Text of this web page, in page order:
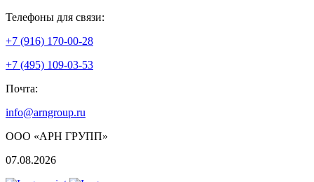
Телефоны для связи:
+7 (916) 170-00-28
+7 (495) 109-03-53
Почта:
info@arngroup.ru
ООО «АРН ГРУПП»
07.08.2026